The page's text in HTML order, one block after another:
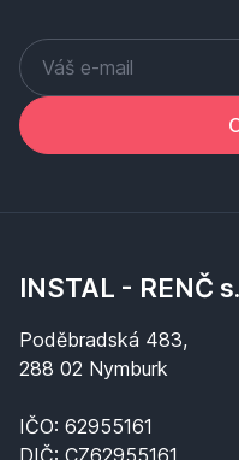
INSTAL - RENČ
Poděbradská 483,
288 02 Nymburk
IČO: 62955161